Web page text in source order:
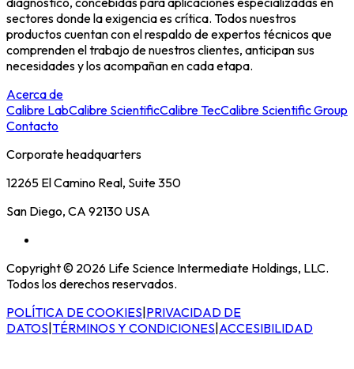
sectores donde la exigencia es crítica. Todos nuestros
productos cuentan con el respaldo de expertos técnicos que
comprenden el trabajo de nuestros clientes, anticipan sus
necesidades y los acompañan en cada etapa.
Acerca de
Calibre LabCalibre ScientificCalibre TecCalibre Scientific Group
Contacto
Corporate headquarters
12265 El Camino Real, Suite 350
San Diego, CA 92130 USA
Copyright © 2026 Life Science Intermediate Holdings, LLC.
Todos los derechos reservados.
POLÍTICA DE COOKIES PRIVACIDAD DE
DATOS TÉRMINOS Y CONDICIONES ACCESIBILIDAD